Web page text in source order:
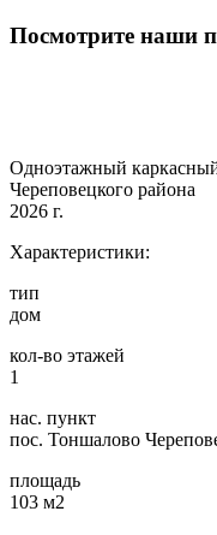
Посмотрите наши
Одноэтажный
Череповецкого района
2026 г.
Характеристики:
тип
дом
кол-во этажей
1
нас. пункт
пос. Тоншалово
площадь
103 м2